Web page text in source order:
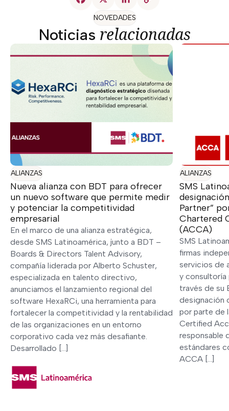
NOVEDADES
Noticias relacionadas
ALIANZAS
Nueva alianza con BDT para ofrecer
un nuevo software que permite medir
y potenciar la competitividad
empresarial
En el marco de una alianza estratégica,
desde SMS Latinoamérica, junto a BDT –
Boards & Directors Talent Advisory,
compañía liderada por Alberto Schuster,
especializada en talento directivo,
anunciamos el lanzamiento regional del
software HexaRCi, una herramienta para
fortalecer la competitividad y la rentabilidad
de las organizaciones en un entorno
corporativo cada vez más desafiante.
Desarrollado […]
ALIANZAS
SMS
Partner”
Chartered
(ACCA)
SMS
firmas
servicios de
y consultoría
través de su
designación
por parte de
Certified
responsable
estándares
ACCA […]